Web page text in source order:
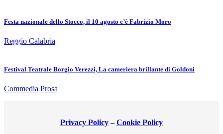
Festa nazionale dello Stocco, il 10 agosto c’è Fabrizio Moro
Reggio Calabria
Festival Teatrale Borgio Verezzi, La cameriera brillante di Goldoni
Commedia Prosa
Privacy Policy – Cookie Policy